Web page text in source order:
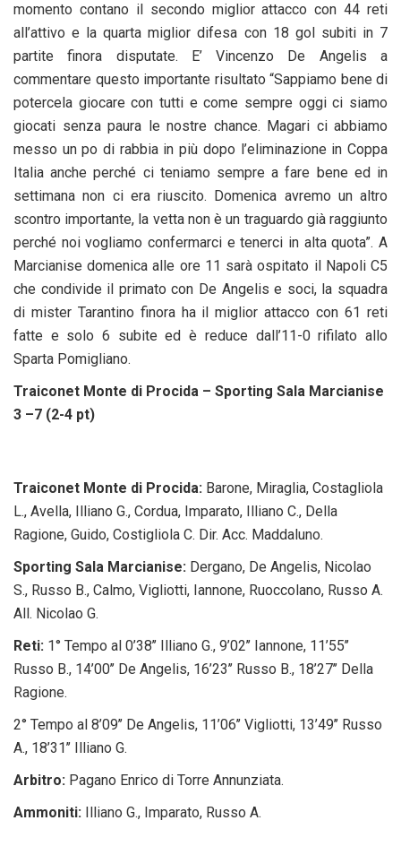
momento contano il secondo miglior attacco con 44 reti
all’attivo e la quarta miglior difesa con 18 gol subiti in 7
partite finora disputate. E’ Vincenzo De Angelis a
commentare questo importante risultato “Sappiamo bene di
potercela giocare con tutti e come sempre oggi ci siamo
giocati senza paura le nostre chance. Magari ci abbiamo
messo un po di rabbia in più dopo l’eliminazione in Coppa
Italia anche perché ci teniamo sempre a fare bene ed in
settimana non ci era riuscito. Domenica avremo un altro
scontro importante, la vetta non è un traguardo già raggiunto
perché noi vogliamo confermarci e tenerci in alta quota”. A
Marcianise domenica alle ore 11 sarà ospitato il Napoli C5
che condivide il primato con De Angelis e soci, la squadra
di mister Tarantino finora ha il miglior attacco con 61 reti
fatte e solo 6 subite ed è reduce dall’11-0 rifilato allo
Sparta Pomigliano.
Traiconet Monte di Procida – Sporting Sala Marcianise
3 –7 (2-4 pt)
Traiconet Monte di Procida: Barone, Miraglia, Costagliola
L., Avella, Illiano G., Cordua, Imparato, Illiano C., Della
Ragione, Guido, Costigliola C. Dir. Acc. Maddaluno.
Sporting Sala Marcianise: Dergano, De Angelis, Nicolao
S., Russo B., Calmo, Vigliotti, Iannone, Ruoccolano, Russo A.
All. Nicolao G.
Reti: 1° Tempo al 0’38’’ Illiano G., 9’02’’ Iannone, 11’55’’
Russo B., 14’00’’ De Angelis, 16’23’’ Russo B., 18’27’’ Della
Ragione.
2° Tempo al 8’09’’ De Angelis, 11’06’’ Vigliotti, 13’49’’ Russo
A., 18’31’’ Illiano G.
Arbitro: Pagano Enrico di Torre Annunziata.
Ammoniti: Illiano G., Imparato, Russo A.